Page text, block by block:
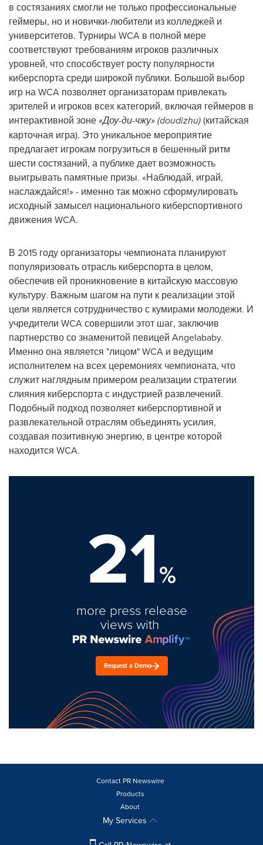
в состязаниях смогли не только профессиональные
геймеры, но и новички-любители из колледжей и
университетов. Турниры WCA в полной мере
соответствуют требованиям игроков различных
уровней, что способствует росту популярности
киберспорта среди широкой публики. Большой выбор
игр на WCA позволяет организаторам привлекать
зрителей и игроков всех категорий, включая геймеров в
интерактивной зоне«Доу-ди-чжу» (doudizhu)(китайская
карточная игра). Это уникальное мероприятие
предлагает игрокам погрузиться в бешенный ритм
шести состязаний, а публике дает возможность
выигрывать памятные призы. «Наблюдай, играй,
наслаждайся!» - именно так можно сформулировать
исходный замысел национального киберспортивного
движения WCА.
В 2015 году организаторы чемпионата планируют
популяризовать отрасль киберспорта в целом,
обеспечив ей проникновение в китайскую массовую
культуру. Важным шагом на пути к реализации этой
цели является сотрудничество с кумирами молодежи. И
учредители WCA совершили этот шаг, заключив
партнерство со знаменитой певицей Angelababy.
Именно она является "лицом" WCA и ведущим
исполнителем на всех церемониях чемпионата, что
служит наглядным примером реализации стратегии
слияния киберспорта с индустрией развлечений.
Подобный подход позволяет киберспортивной и
развлекательной отраслям объединять усилия,
создавая позитивную энергию, в центре которой
находится WCA.
21%
more press release
views with
Request a Demo
Contact PR Newswire
Products
About
My Services